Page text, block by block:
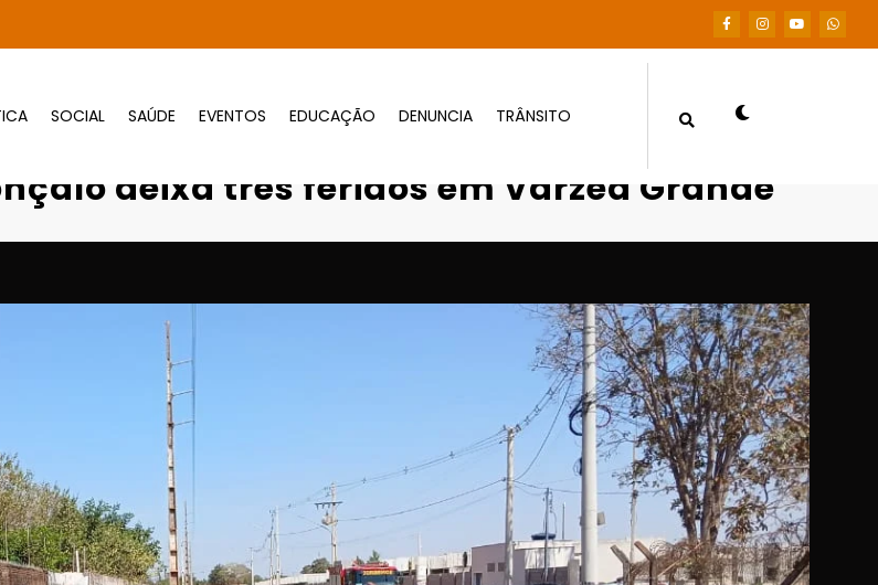
SOCIAL SAÚDE EVENTOS EDUCAÇÃO DENUNCIA TRÂNSITO
grave na Av. São Gonçalo deixa três feridos em Várzea Grande
deixa três feridos em Várzea Grande